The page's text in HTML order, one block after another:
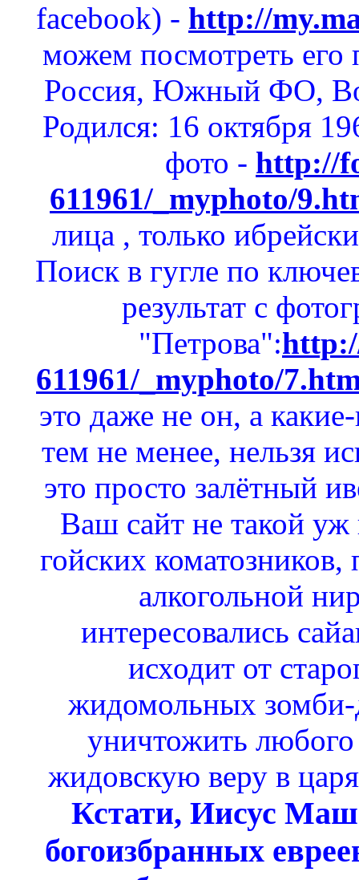
facebook) - http://
можем посмотреть его
Россия, Южный ФО,
Родился: 16 октября
фото - http://
611961/_myphoto/
лица , только
Поиск в гугле по
результат с
"Петрова":
611961/_myphoto/
это даже не он, а
тем не менее, нельзя
это просто залётный
Ваш сайт не такой уж
гойских
алкогольной
интересовались
исходит от
жидомольных зомби-
уничтожить любого
жидовскую веру в
Кстати, Иисус
богоизбранных